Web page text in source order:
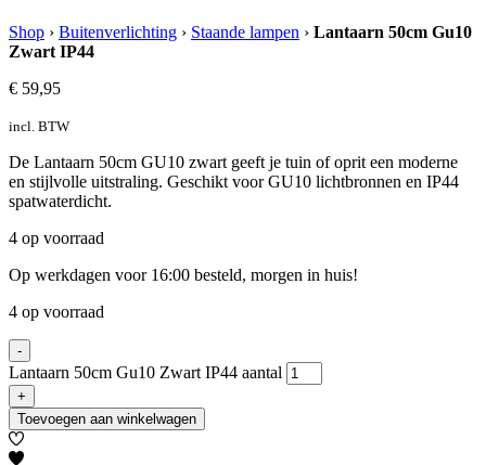
Shop › Buitenverlichting › Staande lampen › Lantaarn 50cm Gu10
Zwart IP44
€ 59,95
incl. BTW
De Lantaarn 50cm GU10 zwart geeft je tuin of oprit een moderne
en stijlvolle uitstraling. Geschikt voor GU10 lichtbronnen en IP44
spatwaterdicht.
4 op voorraad
Op werkdagen voor 16:00 besteld, morgen in huis!
4 op voorraad
-
Lantaarn 50cm Gu10 Zwart IP44 aantal
+
Toevoegen aan winkelwagen